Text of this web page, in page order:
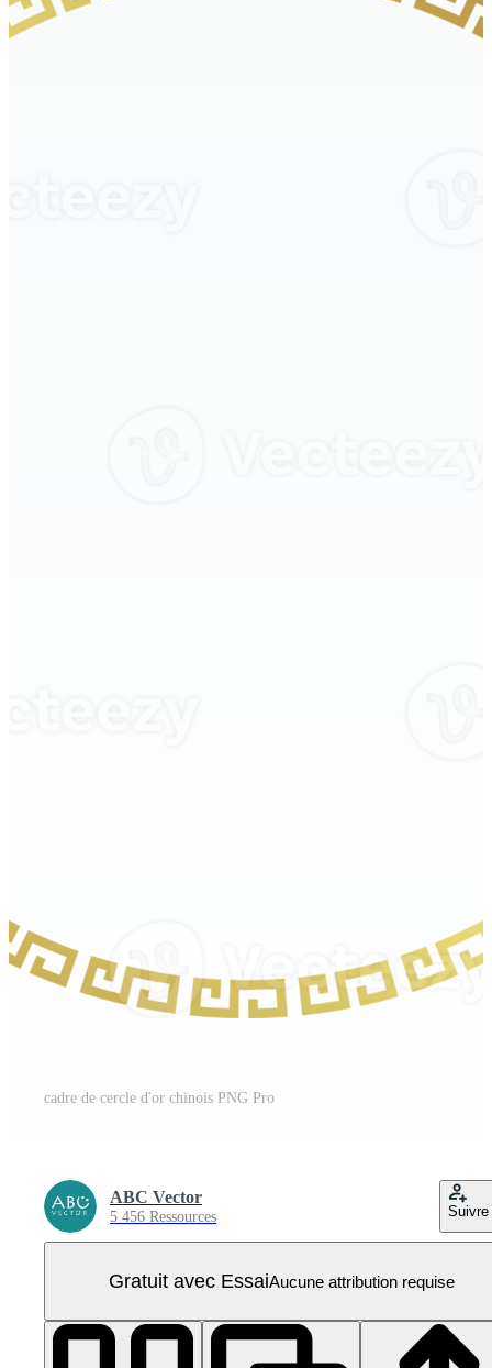
cadre de cercle d'or chinois PNG Pro
ABC Vector
5 456 Ressources Suivre
Gratuit avec EssaiAucune attribution requise